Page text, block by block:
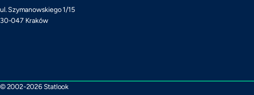
ul. Szymanowskiego 1/15
30-047 Kraków
© 2002-2026 Statlook